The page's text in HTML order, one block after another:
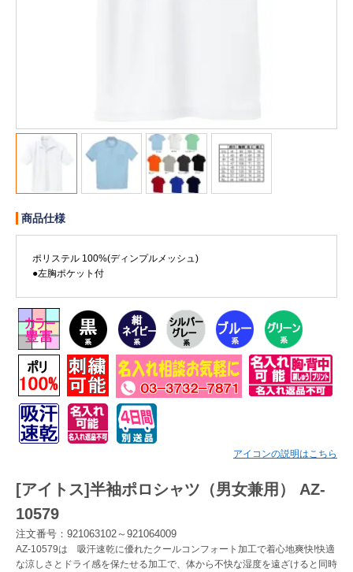
試着サンプル無料貸し出し
デジタルカタログ
クイックオーダー
ログアウト
Myページ 見積書 お気に入り
商品仕様
ポリステル 100%(ディンプルメッシュ)
●左胸ポケット付
アイコンの説明はこちら
[アイトス]半袖ポロシャツ（男女兼用） AZ-
10579
注文番号：921063102～921064009
AZ-10579は 吸汗速乾に優れたクールコンフォート加工で着心地爽快!快適
な涼しさとドライ感を保たせる加工で、体から不快な湿度を遠ざけると同時